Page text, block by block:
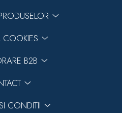
COOKIES
B2B
CONDITII